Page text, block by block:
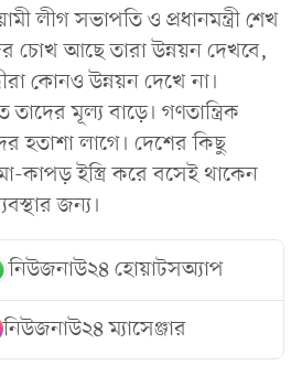
লীগ সভাপতি ও প্রধানমন্ত্রী শেখ
চোখ আছে তারা উন্নয়ন দেখবে,
কোনও উন্নয়ন দেখে না।
তাদের মূল্য বাড়ে। গণতান্ত্রিক
হতাশা লাগে। দেশের কিছু
কাপড় ইস্ত্রি করে বসেই থাকেন
জন্য।
নিউজনাউ২৪ হোয়াটসঅ্যাপ
নিউজনাউ২৪ ম্যাসেঞ্জার